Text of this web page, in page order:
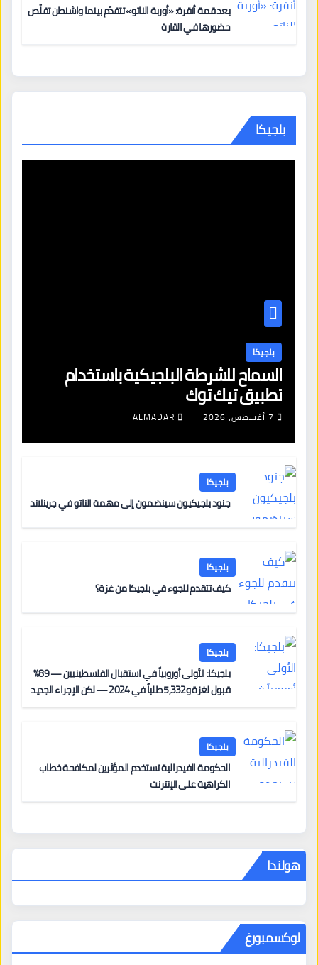
بعد قمة أنقرة: «أوربة الناتو» تتقدّم بينما واشنطن تقلّص
حضورها في القارة
بلجيكا
بلجيكا
السماح للشرطة البلجيكية باستخدام
تطبيق تيك توك
7 أغسطس، 2026 ALMADAR
بلجيكا
جنود بلجيكيون سينضمون إلى مهمة الناتو في جرينلاند
بلجيكا
كيف تتقدم للجوء في بلجيكا من غزة؟
بلجيكا
بلجيكا: الأولى أوروبياً في استقبال الفلسطينيين — 89%
قبول لغزة و5,332 طلباً في 2024 — لكن الإجراء الجديد
بلجيكا
الحكومة الفيدرالية تستخدم المؤثرين لمكافحة خطاب
الكراهية على الإنترنت
هولندا
لوكسمبورغ